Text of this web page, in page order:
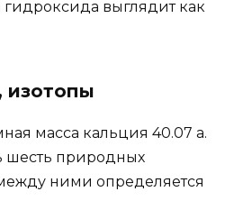
гидроксида выглядит как
изотопы
масса кальция 40.07 а.
шесть природных
ними определяется